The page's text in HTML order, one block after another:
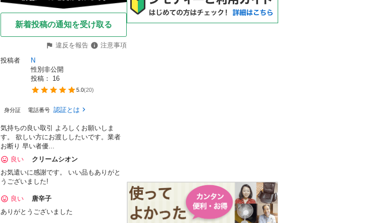
新着投稿の通知を受け取る
違反を報告
注意事項
投稿者
N
性別非公開
投稿： 16
5.0(20)
身分証 電話番号 認証とは
気持ちの良い取引 よろしくお願いしま
す。 欲しい方にお渡ししたいです。業者
お断り 早い者優...
良い
クリームシオン
お気遣いに感謝です。 いい品もありがと
うございました!
良い
唐辛子
ありがとうございました